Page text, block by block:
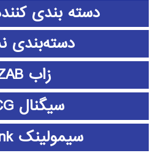
دسته بندی
دسته‌بندی
زاب ZAB
سیگنال ECG
سیمولینک simulink